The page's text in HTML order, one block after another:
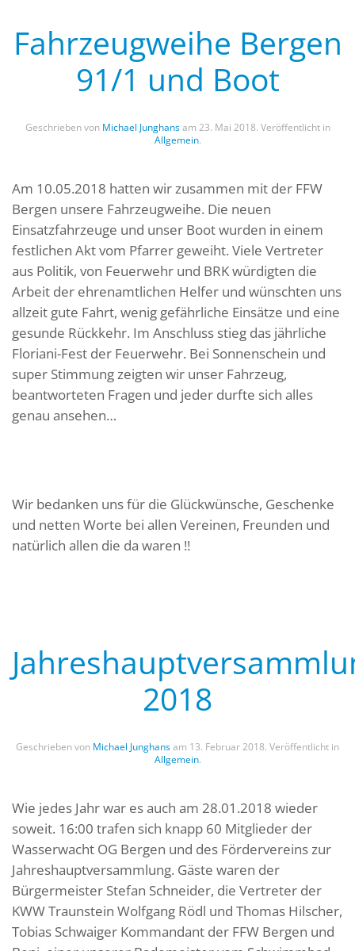
Fahrzeugweihe Bergen
91/1 und Boot
Geschrieben von Michael Junghansam 23. Mai 2018. Veröffentlicht in
Allgemein.
Am 10.05.2018 hatten wir zusammen mit der FFW
Bergen unsere Fahrzeugweihe. Die neuen
Einsatzfahrzeuge und unser Boot wurden in einem
festlichen Akt vom Pfarrer geweiht. Viele Vertreter
aus Politik, von Feuerwehr und BRK würdigten die
Arbeit der ehrenamtlichen Helfer und wünschten uns
allzeit gute Fahrt, wenig gefährliche Einsätze und eine
gesunde Rückkehr. Im Anschluss stieg das jährliche
Floriani-Fest der Feuerwehr. Bei Sonnenschein und
super Stimmung zeigten wir unser Fahrzeug,
beantworteten Fragen und jeder durfte sich alles
genau ansehen…
Wir bedanken uns für die Glückwünsche, Geschenke
und netten Worte bei allen Vereinen, Freunden und
natürlich allen die da waren !!
2018
Geschrieben von Michael Junghansam 13. Februar 2018. Veröffentlicht in
Allgemein.
Wie jedes Jahr war es auch am 28.01.2018 wieder
soweit. 16:00 trafen sich knapp 60 Mitglieder der
Wasserwacht OG Bergen und des Fördervereins zur
Jahreshauptversammlung. Gäste waren der
Bürgermeister Stefan Schneider, die Vertreter der
KWW Traunstein Wolfgang Rödl und Thomas Hilscher,
Tobias Schwaiger Kommandant der FFW Bergen und